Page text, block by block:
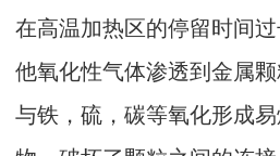
在高温加热区的停留时间
他氧化性气体渗透到金属
与铁，硫，碳等氧化形成